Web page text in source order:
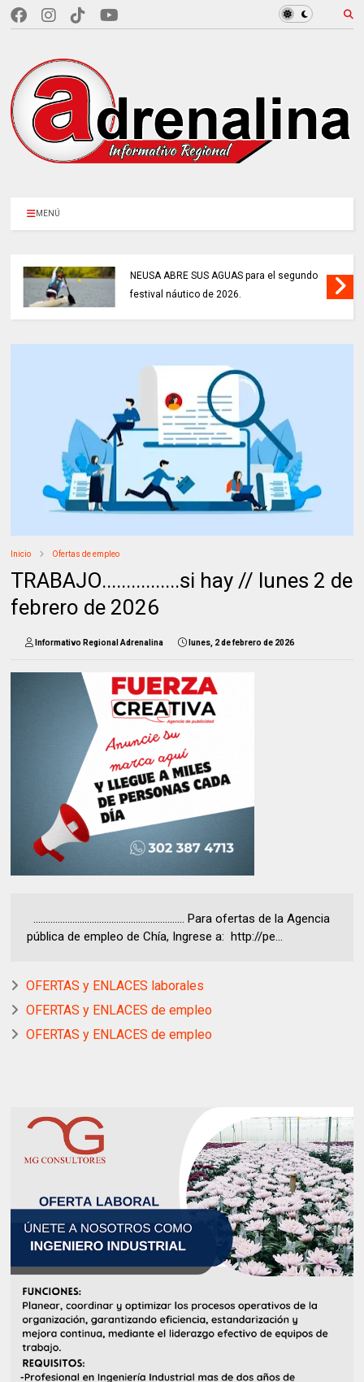
MENÚ
NEUSA ABRE SUS AGUAS para el segundo
festival náutico de 2026.
Inicio Ofertas de empleo
TRABAJO................si hay // lunes 2 de
febrero de 2026
Informativo Regional Adrenalina lunes, 2 de febrero de 2026
.............................................................. Para ofertas de la Agencia
pública de empleo de Chía, Ingrese a: http://pe...
OFERTAS y ENLACES laborales
OFERTAS y ENLACES de empleo
OFERTAS y ENLACES de empleo